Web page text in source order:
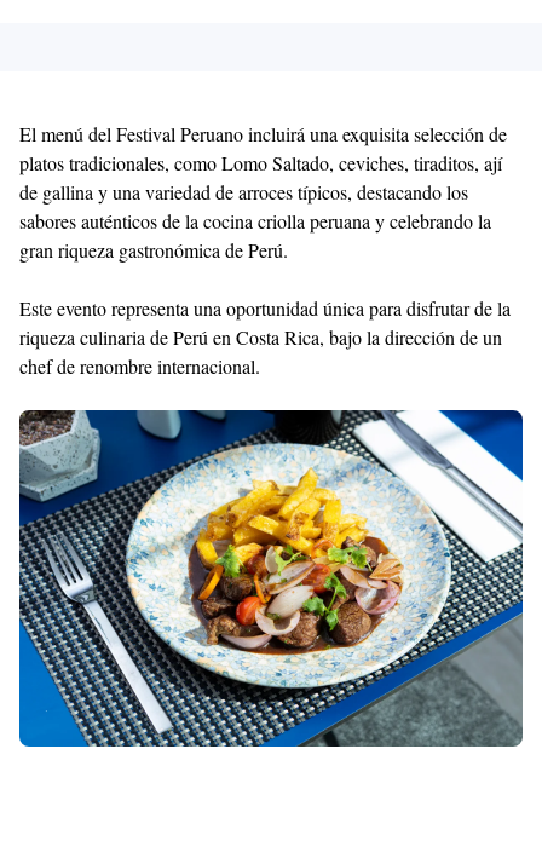
El menú del Festival Peruano incluirá una exquisita selección de
platos tradicionales, como Lomo Saltado, ceviches, tiraditos, ají
de gallina y una variedad de arroces típicos, destacando los
sabores auténticos de la cocina criolla peruana y celebrando la
gran riqueza gastronómica de Perú.
Este evento representa una oportunidad única para disfrutar de la
riqueza culinaria de Perú en Costa Rica, bajo la dirección de un
chef de renombre internacional.